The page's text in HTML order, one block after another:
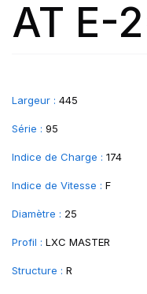
AT
Largeur : 445
Série : 95
Indice de Charge : 174
Indice de Vitesse : F
Diamètre : 25
Profil : LXC MASTER
Structure : R